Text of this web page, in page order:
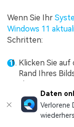
Wenn Sie Ihr
Windows 11
Schritten:
Klicken Sie auf
Rand Ihres
ein.
Daten
Verlorene